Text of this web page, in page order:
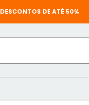
DESCONTOS DE ATÉ 50%